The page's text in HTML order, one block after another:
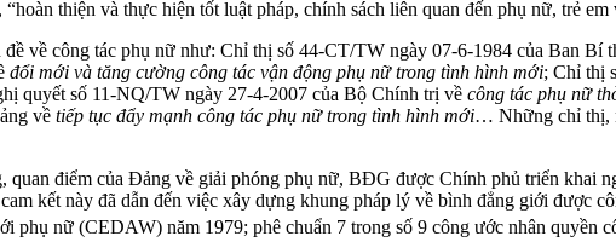
thiện và thực hiện tốt luật pháp, chính sách liên quan đến phụ nữ, trẻ
về công tác phụ nữ như: Chỉ thị số 44-CT/TW ngày 07-6-1984 của Ban Bí
đổi mới và tăng cường công tác vận động phụ nữ trong tình hình mới; Chỉ thị
quyết số 11-NQ/TW ngày 27-4-2007 của Bộ Chính trị về công tác phụ nữ
về tiếp tục đẩy mạnh công tác phụ nữ trong tình hình mới… Những chỉ thị,
điểm của Đảng về giải phóng phụ nữ, BĐG được Chính phủ triển khai
kết này đã dẫn đến việc xây dựng khung pháp lý về bình đẳng giới được
nữ (CEDAW) năm 1979; phê chuẩn 7 trong số 9 công ước nhân quyền